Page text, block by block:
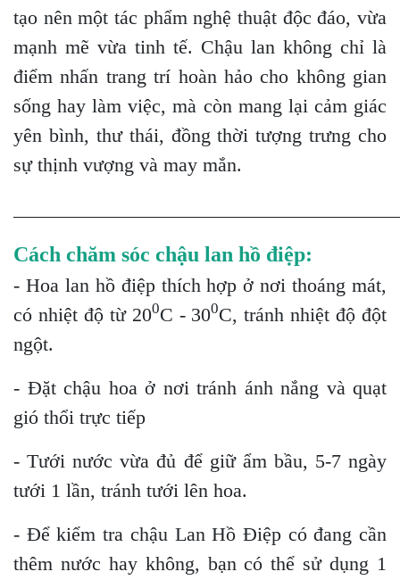
tạo nên một tác phẩm nghệ thuật độc đáo, vừa
mạnh mẽ vừa tinh tế. Chậu lan không chỉ là
điểm nhấn trang trí hoàn hảo cho không gian
sống hay làm việc, mà còn mang lại cảm giác
yên bình, thư thái, đồng thời tượng trưng cho
sự thịnh vượng và may mắn.
Cách chăm sóc chậu lan hồ điệp:
- Hoa lan hồ điệp thích hợp ở nơi thoáng mát,
có nhiệt độ từ 200C - 300C, tránh nhiệt độ đột
ngột.
- Đặt chậu hoa ở nơi tránh ánh nắng và quạt
gió thổi trực tiếp
- Tưới nước vừa đủ để giữ ẩm bầu, 5-7 ngày
tưới 1 lần, tránh tưới lên hoa.
- Để kiểm tra chậu Lan Hồ Điệp có đang cần
thêm nước hay không, bạn có thể sử dụng 1